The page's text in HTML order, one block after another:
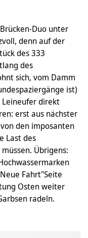
Duo unter
denn auf der
des 333
des
sich, vom Damm
ist)
direkt
erst aus nächster
den imposanten
Last des
Übrigens:
Fahrt"Seite
Osten weiter
radeln.